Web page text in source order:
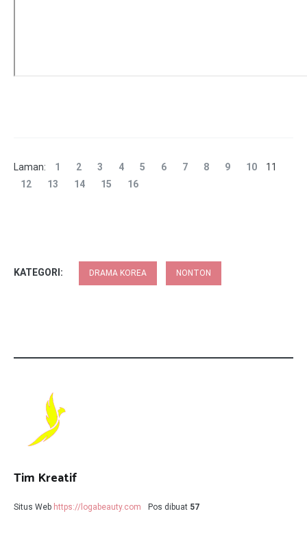
Laman: 1 2 3 4 5 6 7 8 9 10
11
12
13 14 15 16
KATEGORI: DRAMA KOREA NONTON
Tim Kreatif
Situs Web https://logabeauty.com Pos dibuat 57